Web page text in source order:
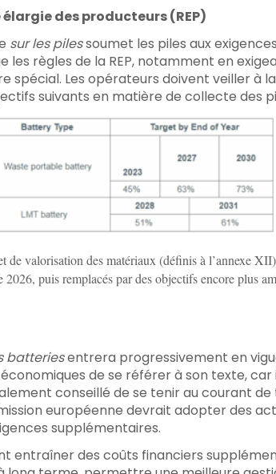
des producteurs (REP)
sur les pilessoumet les piles aux
règles de la REP, notamment en
spécial. Les opérateurs doivent veiller à
suivants en matière de collecte des
de valorisation des matériaux (définis à l’annexe
2026, puis remplacés par des objectifs encore plus
batteriesentrera progressivement en
de se référer à son texte,
conseillé de se tenir au courant
européenne devrait adopter des
supplémentaires.
entraîner des coûts financiers